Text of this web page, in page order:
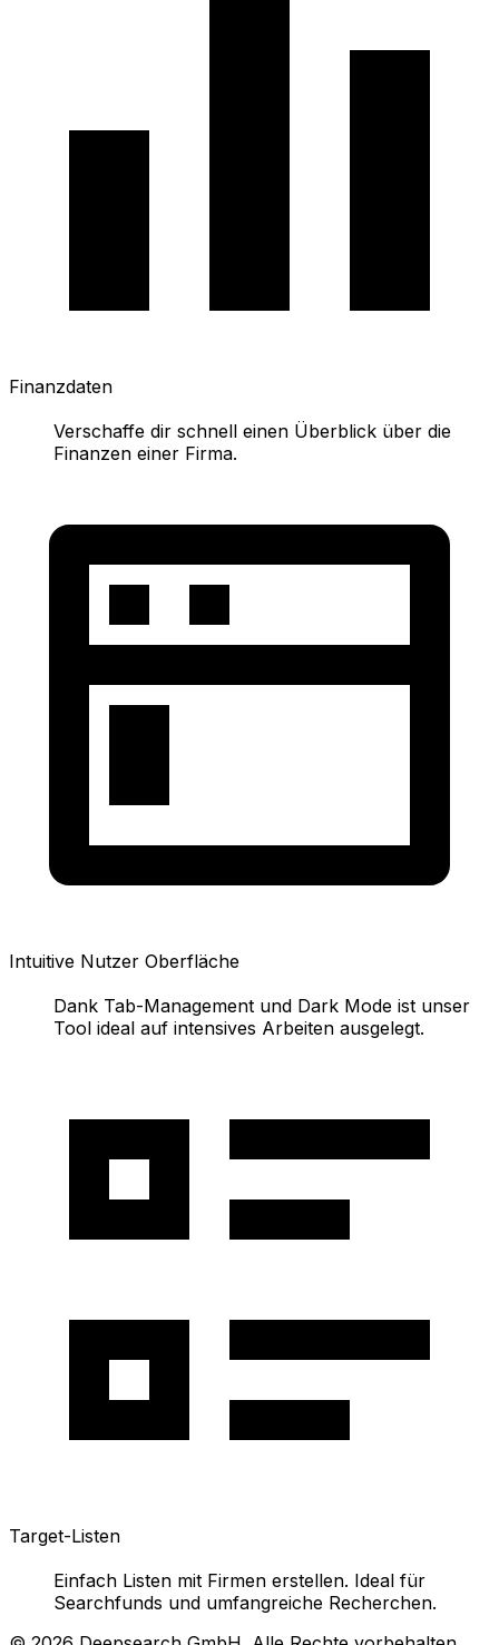
Finanzdaten
Verschaffe dir schnell einen Überblick über die
Finanzen einer Firma.
Intuitive Nutzer Oberfläche
Dank Tab-Management und Dark Mode ist unser
Tool ideal auf intensives Arbeiten ausgelegt.
Target-Listen
Einfach Listen mit Firmen erstellen. Ideal für
Searchfunds und umfangreiche Recherchen.